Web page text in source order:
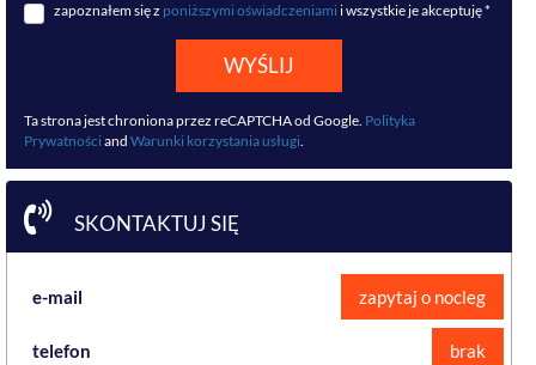
zapoznałem się z poniższymi oświadczeniami i wszystkie je akceptuję *
WYŚLIJ
Ta strona jest chroniona przez reCAPTCHA od Google. Polityka
Prywatności and Warunki korzystania usługi.
SKONTAKTUJ SIĘ
e-mail zapytaj o nocleg
telefon brak